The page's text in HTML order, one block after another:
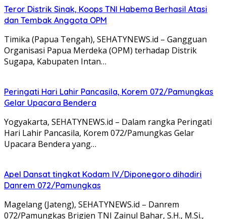
Teror Distrik Sinak, Koops TNI Habema Berhasil Atasi
dan Tembak Anggota OPM
Timika (Papua Tengah), SEHATYNEWS.id – Gangguan
Organisasi Papua Merdeka (OPM) terhadap Distrik
Sugapa, Kabupaten Intan…
Peringati Hari Lahir Pancasila, Korem 072/Pamungkas
Gelar Upacara Bendera
Yogyakarta, SEHATYNEWS.id – Dalam rangka Peringati
Hari Lahir Pancasila, Korem 072/Pamungkas Gelar
Upacara Bendera yang…
Apel Dansat tingkat Kodam lV/Diponegoro dihadiri
Danrem 072/Pamungkas
Magelang (Jateng), SEHATYNEWS.id – Danrem
072/Pamungkas Brigjen TNI Zainul Bahar, S.H., M.Si.,